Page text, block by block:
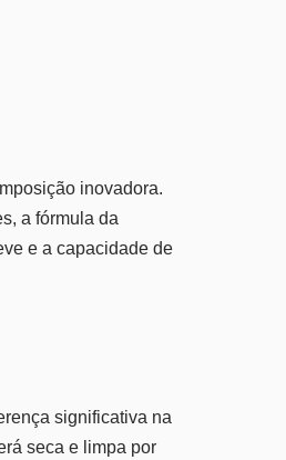
inovadora.
a fórmula da
e a capacidade de
significativa na
seca e limpa por